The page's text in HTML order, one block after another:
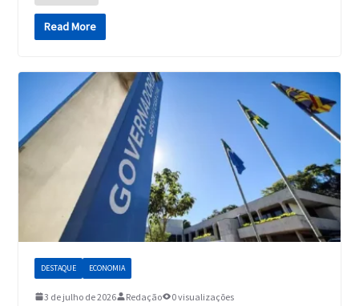
Read More
DESTAQUE ECONOMIA
3 de julho de 2026 Redação
0 visualizações